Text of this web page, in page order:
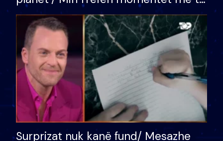
bukura në shtëpinë e BB VIP: Do më
mungojë zilja e mëngjesit kur…
Surprizat nuk kanë fund/ Mesazhe